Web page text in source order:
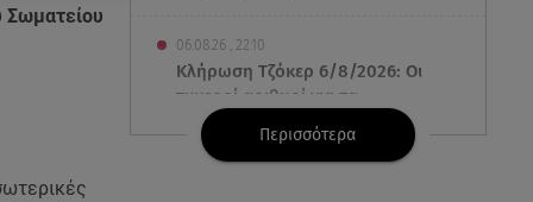
06.08.26 , 22:10
Κλήρωση Τζόκερ 6/8/2026: Οι
τυχεροί αριθμοί για τα
2.500.000 ευρώ
Περισσότερα
Σωματείου